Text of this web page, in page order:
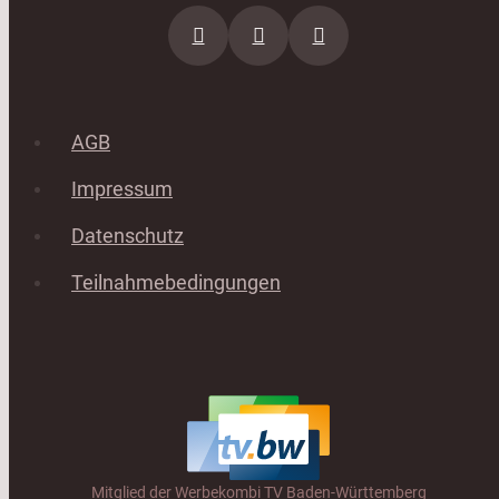
AGB
Impressum
Datenschutz
Teilnahmebedingungen
Mitglied der Werbekombi TV Baden-Württemberg